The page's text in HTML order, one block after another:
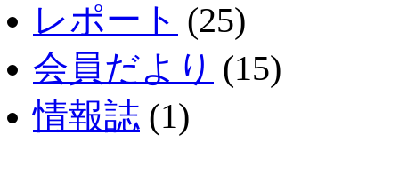
レポート (25)
会員だより (15)
情報誌 (1)